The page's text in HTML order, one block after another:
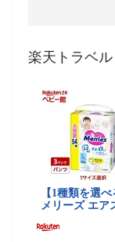
楽天トラベル